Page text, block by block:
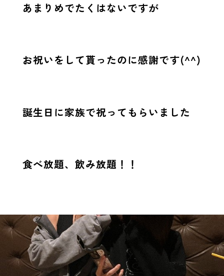
あまりめでたくはないですが
お祝いをして貰ったのに感謝です(^^)
誕生日に家族で祝ってもらいました
食べ放題、飲み放題！！